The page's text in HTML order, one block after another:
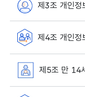
제3조 개인정
제4조 개인정
제5조 만 14